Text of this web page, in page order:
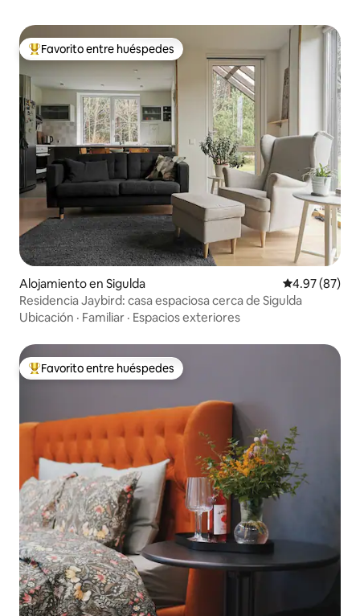
Favorito entre huéspedes preferido
Favorito entre huéspedes
Alojamiento en Sigulda Calificación
4.97 (87)
Residencia Jaybird: casa espaciosa cerca de Sigulda
Ubicación · Familiar · Espacios exteriores
Favorito entre huéspedes preferido
Favorito entre huéspedes